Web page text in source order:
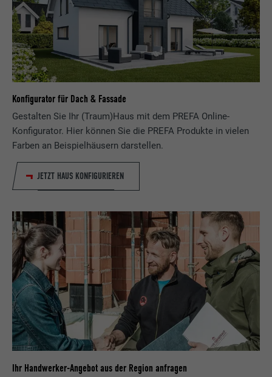
Konfigurator für Dach & Fassade
Gestalten Sie Ihr (Traum)Haus mit dem PREFA Online-
Konfigurator. Hier können Sie die PREFA Produkte in vielen
Farben an Beispielhäusern darstellen.
JETZT HAUS KONFIGURIEREN
Ihr Handwerker-Angebot aus der Region anfragen